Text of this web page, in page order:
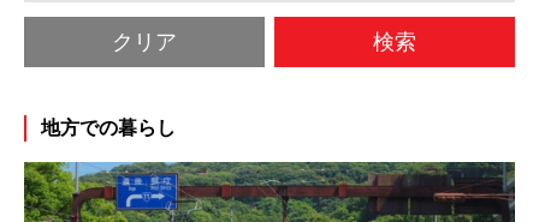
クリア 検索
地方での暮らし